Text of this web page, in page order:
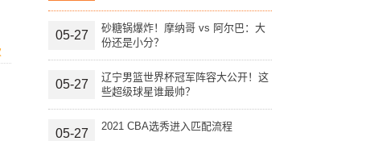
05-27
砂糖锅爆炸！摩纳哥 vs 阿尔巴：大
份还是小分？
05-27
辽宁男篮世界杯冠军阵容大公开！这
些超级球星谁最帅？
05-27
2021 CBA选秀进入匹配流程